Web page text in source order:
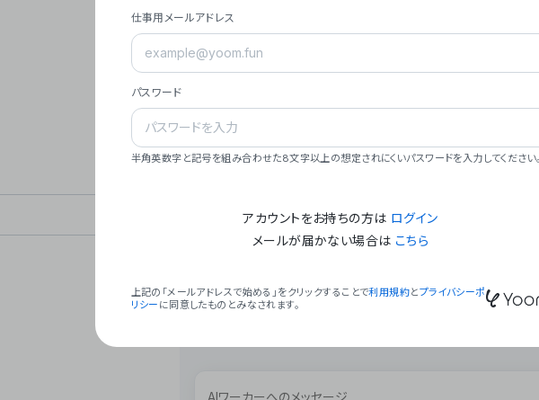
- **ミッション**: 「We Make Time」 – テクノロジ
- **ビジョン**: 「Global Business Automation」
### 会社概要
仕事用メールアドレス
パスワード
半角英数字と記号を組み合わせた8文字以上の想定されにくいパスワードを入力してください。
アカウントをお持ちの方は ログイン
メールが届かない場合は こちら
上記の「メールアドレスで始める」をクリックすることで利用規約とプライバシーポ
リシー に同意したものとみなされます。